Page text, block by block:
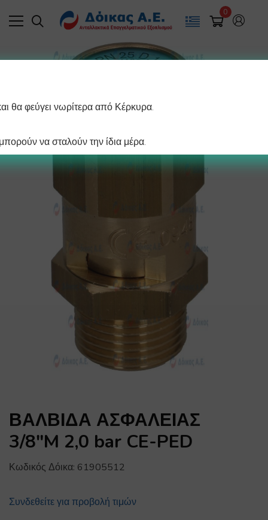
0
ΒΑΛΒΙΔΑ ΑΣΦΑΛΕΙΑΣ
3/8″M 2,0 bar CE-PED
Κωδικός Δόικα: 61905512
Συνδεθείτε για προβολή τιμών
θα φεύγει νωρίτερα από Κέρκυρα.
να σταλούν την ίδια μέρα.